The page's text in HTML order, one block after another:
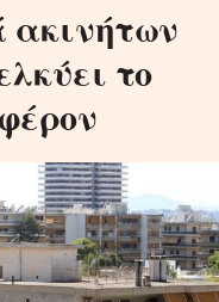
ακινήτων
το